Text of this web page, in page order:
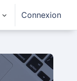
Connexion